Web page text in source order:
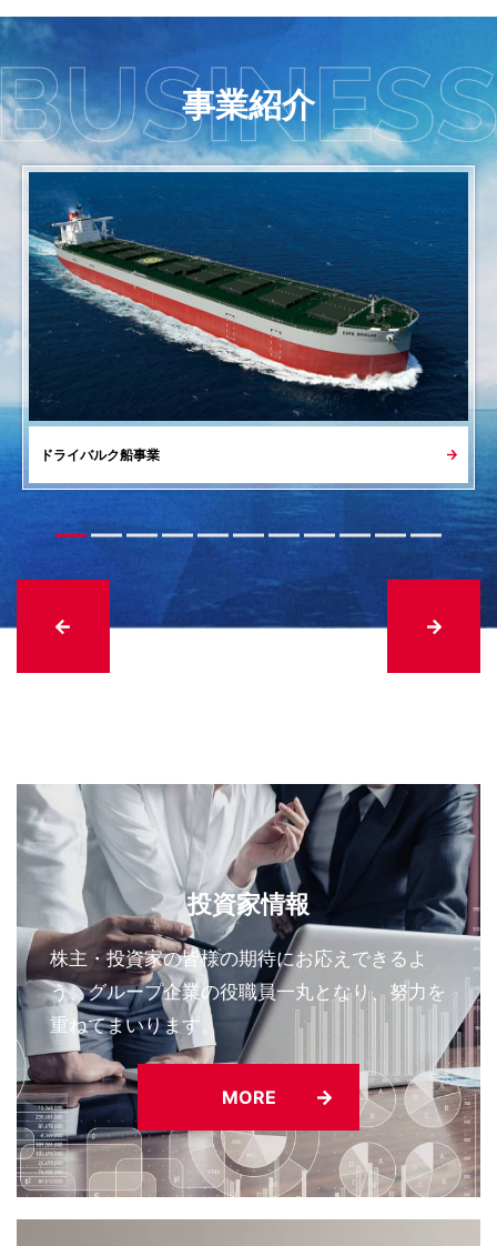
2026年08月04日 お知らせ
2027年3月期第2四半期決算発表は2026年11月4日15
時半以降に発表予定です
2026年08月04日
2027年3月期第1四半期決算を発表いたしました
適時開示
2027年３月期 第１四半期決算短信〔日本基準〕（連
結）
（385KB）
2026年08月04日
2026年08月07日
川崎汽船研修所、低引火点燃料船関連3講習で民間初
の国土交通省海事局認定を取得 ～代替燃料船の安全運
航を支える専門人材育成を推進～
2026年08月05日
「令和8年熊本地震」による被災地・被災者への支援に
ついて
2026年07月30日
「世界海洋デー」に合わせた世界一斉清掃活動の実施
ESG指数「FTSE4Good Index Series」「FTSE JPX
Blossom Japan Index」 「FTSE JPX Blossom Japan
援について
事業紹介
ドライバルク船事業
投資家情報
株主・投資家の皆様の期待にお応えできるよ
う、グループ企業の役職員一丸となり、努力を
重ねてまいります。
MORE